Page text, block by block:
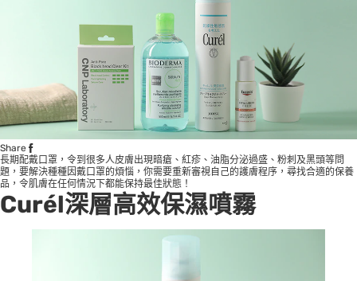
Share
長期配戴口罩，令到很多人皮膚出現暗瘡、紅疹、油脂分泌過盛、粉刺及黑頭等問
題，要解決種種因戴口罩的煩惱，你需要重新審視自己的護膚程序，尋找合適的保養
品，令肌膚在任何情況下都能保持最佳狀態！
Curél深層高效保濕噴霧